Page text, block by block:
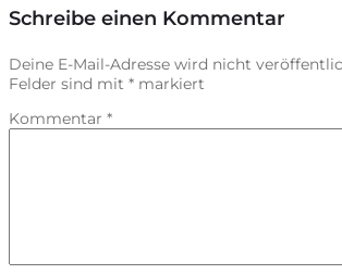
Schreibe einen Kommentar
Deine E-Mail-Adresse wird nicht
Felder sind mit * markiert
Kommentar *